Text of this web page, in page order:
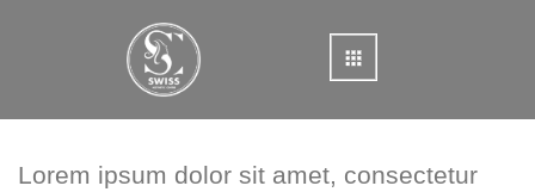
Lorem ipsum dolor sit amet, consectetur